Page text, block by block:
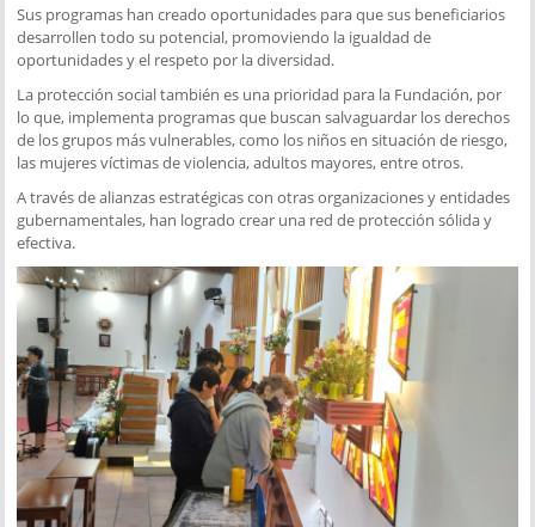
Sus programas han creado oportunidades para que sus beneficiarios
desarrollen todo su potencial, promoviendo la igualdad de
oportunidades y el respeto por la diversidad.
La protección social también es una prioridad para la Fundación, por
lo que, implementa programas que buscan salvaguardar los derechos
de los grupos más vulnerables, como los niños en situación de riesgo,
las mujeres víctimas de violencia, adultos mayores, entre otros.
A través de alianzas estratégicas con otras organizaciones y entidades
gubernamentales, han logrado crear una red de protección sólida y
efectiva.